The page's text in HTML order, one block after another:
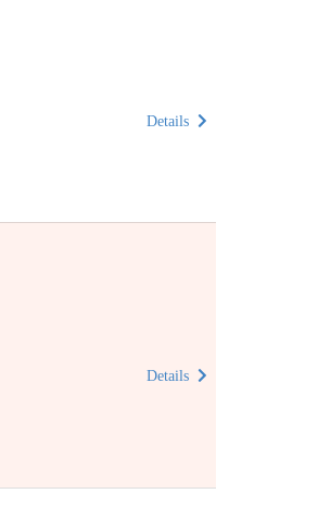
Details
Details